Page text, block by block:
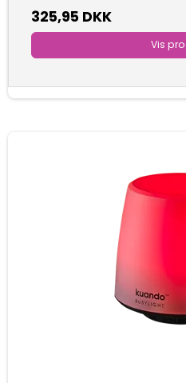
325,95 DKK
Vis